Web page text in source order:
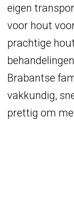
eigen
voor hout
prachtige
Brabantse
vakkundig,
prettig om